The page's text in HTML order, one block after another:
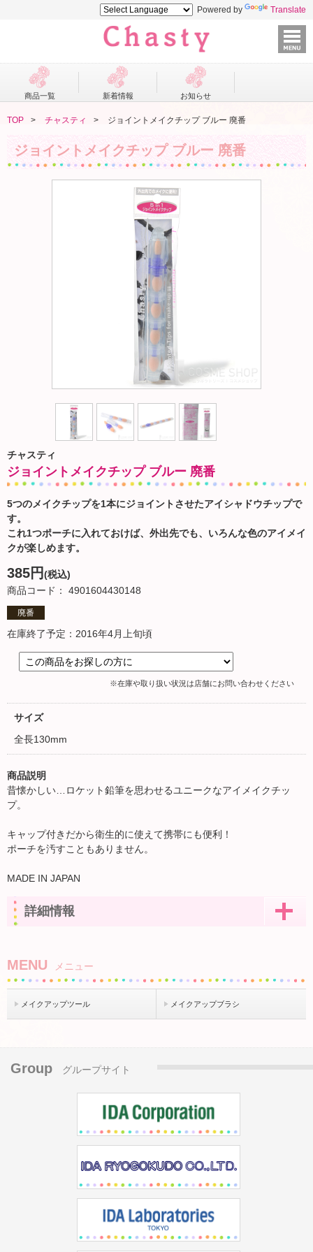
Powered by Translate
商品一覧 新着情報 お知らせ
TOP チャスティ ジョイントメイクチップ ブルー 廃番
ジョイントメイクチップ ブルー 廃番
チャスティ
ジョイントメイクチップ ブルー 廃番
5つのメイクチップを1本にジョイントさせたアイシャドウチップで
す。
これ1つポーチに入れておけば、外出先でも、いろんな色のアイメイ
クが楽しめます。
385円(税込)
商品コード： 4901604430148
廃番
在庫終了予定：2016年4月上旬頃
※在庫や取り扱い状況は店舗にお問い合わせください
サイズ
全長130mm
商品説明
昔懐かしい…ロケット鉛筆を思わせるユニークなアイメイクチッ
プ。
キャップ付きだから衛生的に使えて携帯にも便利！
ポーチを汚すこともありません。
MADE IN JAPAN
詳細情報
MENU メニュー
メイクアップツール メイクアップブラシ
Group グループサイト